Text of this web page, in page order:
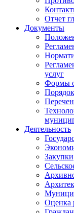
Отчет
Документы
услуг
Формы
Деятельность
Закупки
Оценка